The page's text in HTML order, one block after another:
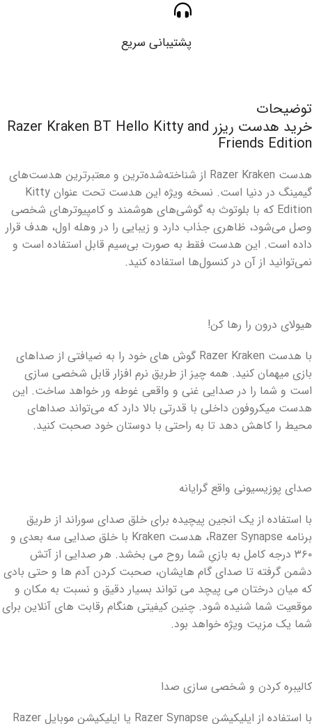
پشتیبانی سریع
توضیحات
خرید هدست ریزر Razer Kraken BT Hello Kitty and
Friends Edition
هدست Razer Kraken از شناخته‌شده‌ترین و معتبرترین هدست‌های
گیمینگ در دنیا است. نسخه ویژه این هدست تحت عنوان Kitty
Edition که با بلوتوث به گوشی‌های هوشمند و کامپیوترهای شخصی
وصل می‌شود، ظاهری جذاب دارد و زیبایی را در وهله اول، هدف قرار
داده است. این هدست فقط به صورت بی‌سیم قابل استفاده است و
نمی‌توانید از آن در کنسول‌ها استفاده کنید.
هیولای درون را رها کن!
با هدست Razer Kraken گوش های خود را به ضیافتی از صداهای
بازی میهمان کنید. همه چیز از طریق نرم افزار قابل شخصی سازی
است و شما را در صدایی غنی و واقعی غوطه ور خواهد ساخت. این
هدست میکروفون داخلی با قدرتی بالا دارد که می‌تواند صداهای
محیط را کاهش دهد تا به راحتی با دوستان خود صحبت کنید.
صدای پوزیسیونی واقع گرایانه
با استفاده از یک انجین پیچیده برای خلق صدای سوراند از طریق
برنامه Razer Synapse، هدست Kraken با خلق صدایی سه بعدی و
۳۶۰ درجه کامل به بازیِ شما روح می بخشد. هر صدایی از آتش
دشمن گرفته تا صدای گام هایشان، صحبت کردن آدم ها و حتی بادی
که میان درختان می پیچد می تواند بسیار دقیق و نسبت به مکان و
موقعیت شما شنیده شود. چنین کیفیتی هنگام رقابت های آنلاین برای
شما یک مزیت ویژه خواهد بود.
کالیبره کردن و شخصی سازی صدا
با استفاده از اپلیکیشن Razer Synapse یا اپلیکیشن موبایل Razer